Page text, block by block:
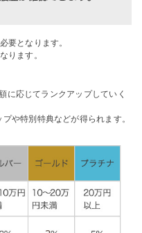
となります。
ります。
に応じてランクアップしていく
や特別特典などが得られます。